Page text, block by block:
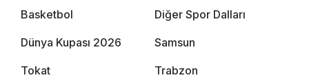
Basketbol Diğer Spor Dalları
Dünya Kupası 2026 Samsun
Tokat Trabzon